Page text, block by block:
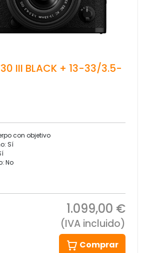
III BLACK + 13-33/3.5-
con objetivo
Sí
No
1.099,00 €
(IVA incluido)
Comprar